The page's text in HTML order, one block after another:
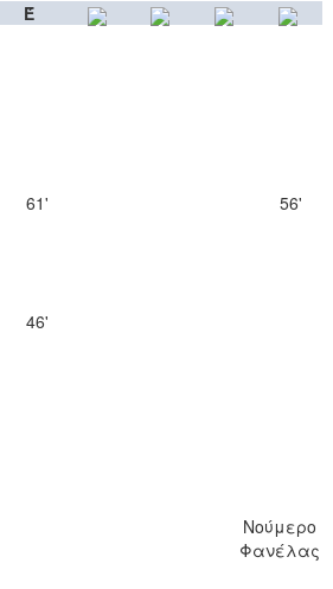
Έ
61' 56'
46'
Νούμερο
Φανέλας